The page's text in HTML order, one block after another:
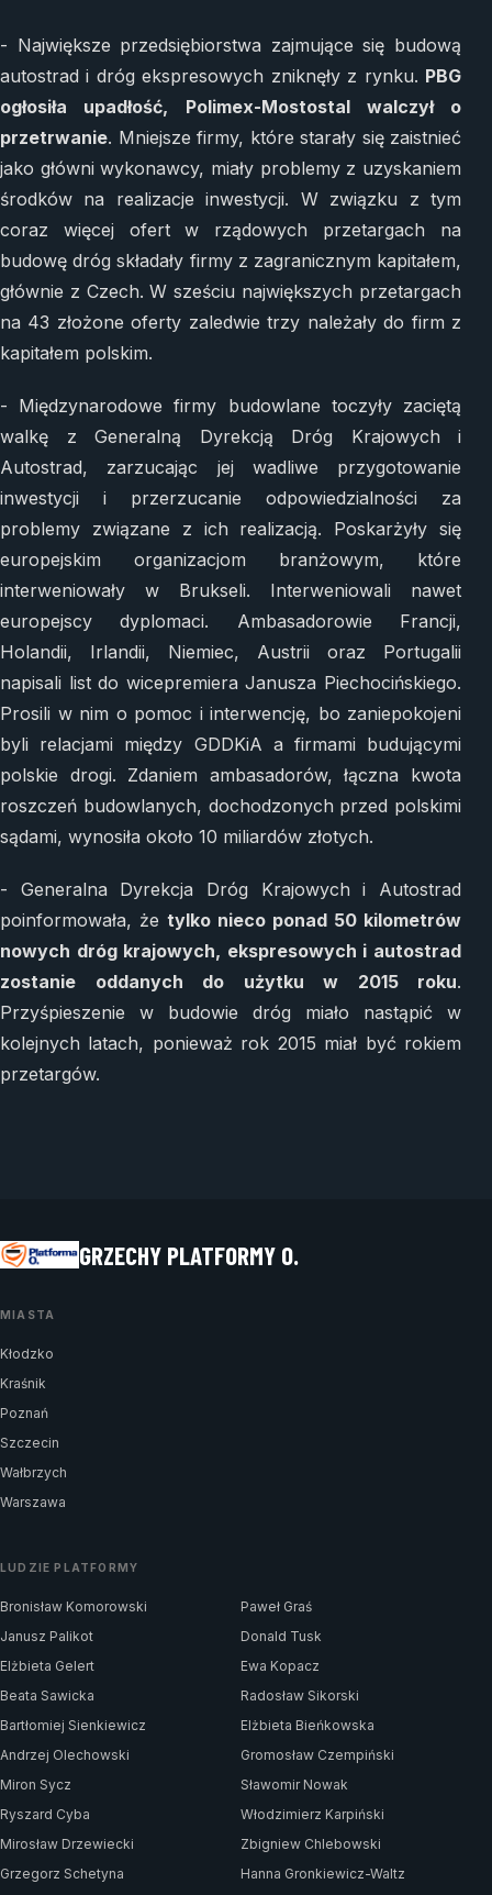
- Największe przedsiębiorstwa zajmujące się budową
autostrad i dróg ekspresowych zniknęły z rynku. PBG
ogłosiła upadłość, Polimex-Mostostal walczył o
przetrwanie. Mniejsze firmy, które starały się zaistnieć
jako główni wykonawcy, miały problemy z uzyskaniem
środków na realizacje inwestycji. W związku z tym
coraz więcej ofert w rządowych przetargach na
budowę dróg składały firmy z zagranicznym kapitałem,
głównie z Czech. W sześciu największych przetargach
na 43 złożone oferty zaledwie trzy należały do firm z
kapitałem polskim.
- Międzynarodowe firmy budowlane toczyły zaciętą
walkę z Generalną Dyrekcją Dróg Krajowych i
Autostrad, zarzucając jej wadliwe przygotowanie
inwestycji i przerzucanie odpowiedzialności za
problemy związane z ich realizacją. Poskarżyły się
europejskim organizacjom branżowym, które
interweniowały w Brukseli. Interweniowali nawet
europejscy dyplomaci. Ambasadorowie Francji,
Holandii, Irlandii, Niemiec, Austrii oraz Portugalii
napisali list do wicepremiera Janusza Piechocińskiego.
Prosili w nim o pomoc i interwencję, bo zaniepokojeni
byli relacjami między GDDKiA a firmami budującymi
polskie drogi. Zdaniem ambasadorów, łączna kwota
roszczeń budowlanych, dochodzonych przed polskimi
sądami, wynosiła około 10 miliardów złotych.
- Generalna Dyrekcja Dróg Krajowych i Autostrad
poinformowała, że tylko nieco ponad 50 kilometrów
nowych dróg krajowych, ekspresowych i autostrad
zostanie oddanych do użytku w 2015 roku.
Przyśpieszenie w budowie dróg miało nastąpić w
kolejnych latach, ponieważ rok 2015 miał być rokiem
przetargów.
GRZECHY PLATFORMY O.
MIASTA
Kłodzko
Kraśnik
Poznań
Szczecin
Wałbrzych
Warszawa
LUDZIE PLATFORMY
Bronisław Komorowski
Paweł Graś
Janusz Palikot
Donald Tusk
Elżbieta Gelert
Ewa Kopacz
Beata Sawicka
Radosław Sikorski
Bartłomiej Sienkiewicz
Elżbieta Bieńkowska
Andrzej Olechowski
Gromosław Czempiński
Miron Sycz
Sławomir Nowak
Ryszard Cyba
Włodzimierz Karpiński
Mirosław Drzewiecki
Zbigniew Chlebowski
Grzegorz Schetyna
Hanna Gronkiewicz-Waltz